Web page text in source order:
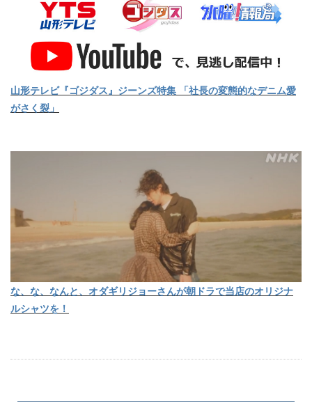
山形テレビ『ゴジダス』ジーンズ特集 「社長の変態的なデニム愛
がさく裂」
な、な、なんと、オダギリジョーさんが朝ドラで当店のオリジナ
ルシャツを！